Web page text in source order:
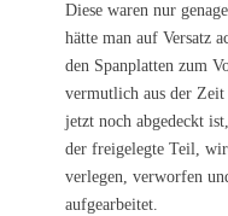
Diese waren nur
hätte man auf Versatz
den Spanplatten zum
vermutlich aus der Zeit
jetzt noch abgedeckt
der freigelegte Teil,
verlegen, verworfen
aufgearbeitet.